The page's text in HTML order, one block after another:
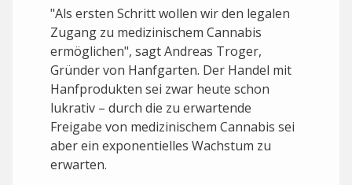
"Als ersten Schritt wollen wir den legalen
Zugang zu medizinischem Cannabis
ermöglichen", sagt Andreas Troger,
Gründer von Hanfgarten. Der Handel mit
Hanfprodukten sei zwar heute schon
lukrativ – durch die zu erwartende
Freigabe von medizinischem Cannabis sei
aber ein exponentielles Wachstum zu
erwarten.